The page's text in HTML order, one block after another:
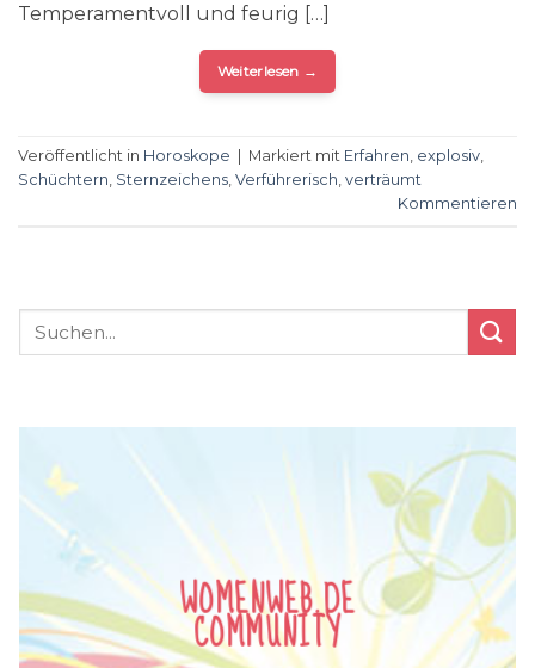
Temperamentvoll und feurig […]
Weiterlesen →
Veröffentlicht in Horoskope Markiert mit Erfahren explosiv
Schüchtern Sternzeichens Verführerisch verträumt
Kommentieren
WOMENWEB.DE
COMMUNITY